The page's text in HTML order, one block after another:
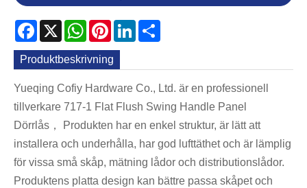
Facebook
X WhatsApp
PinterestLinkedIn
Produktbeskrivning
Yueqing Cofiy Hardware Co., Ltd. är en professionell
tillverkare 717-1 Flat Flush Swing Handle Panel
Dörrlås， Produkten har en enkel struktur, är lätt att
installera och underhålla, har god lufttäthet och är lämplig
för vissa små skåp, mätning lådor och distributionslådor.
Produktens platta design kan bättre passa skåpet och